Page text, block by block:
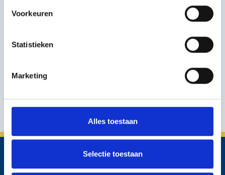
Voorkeuren
Statistieken
Marketing
Alles toestaan
Selectie toestaan